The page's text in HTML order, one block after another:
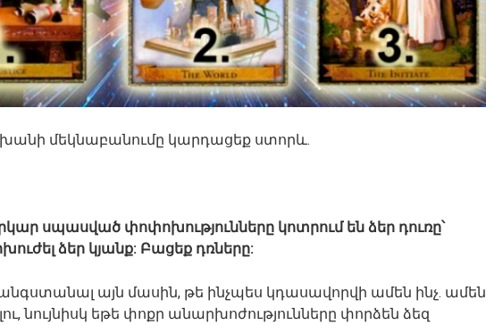
մեկնաբանումը կարդացեք ստորև.
սպասված փոփոխությունները կոտրում են ձեր դուռը՝
ձեր կյանք: Բացեք դռները:
այն մասին, թե ինչպես կդասավորվի ամեն ինչ. ամեն
նույնիսկ եթե փոքր անարխոժությունները փորձեն ձեզ